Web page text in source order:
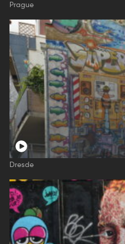
Prague
Dresde